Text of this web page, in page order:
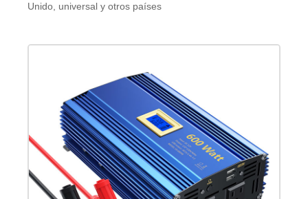
Unido, universal y otros países